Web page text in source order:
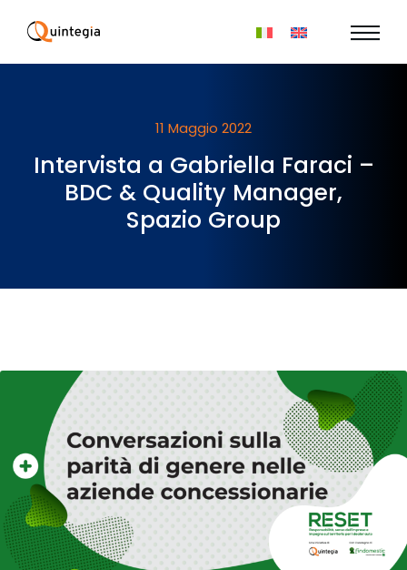
11 Maggio 2022
Intervista a Gabriella Faraci –
BDC & Quality Manager,
Spazio Group